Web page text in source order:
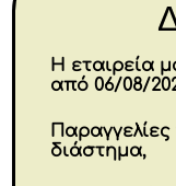
Η εταιρεία
από 06/08/
διάστημα,